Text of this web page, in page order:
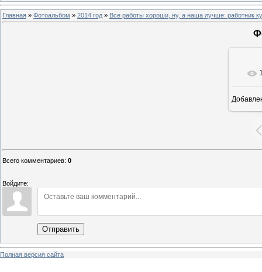
Главная » Фотоальбом » 2014 год » Все работы хороши, ну, а наша лучше: работник
Всего комментариев: 0
Войдите:
Отправить
Полная версия сайта